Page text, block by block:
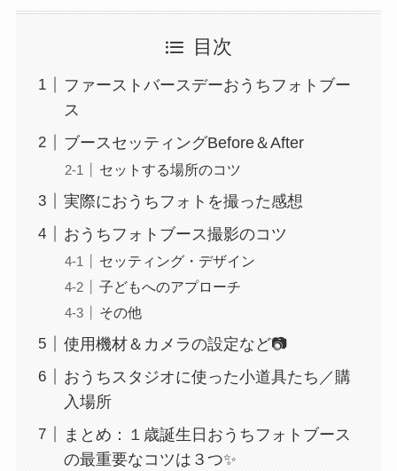
目次
ファーストバースデーおうちフォトブー
ス
ブースセッティングBefore＆After
セットする場所のコツ
実際におうちフォトを撮った感想
おうちフォトブース撮影のコツ
セッティング・デザイン
子どもへのアプローチ
その他
使用機材＆カメラの設定など📷
おうちスタジオに使った小道具たち／購
入場所
まとめ：１歳誕生日おうちフォトブース
の最重要なコツは３つ✨